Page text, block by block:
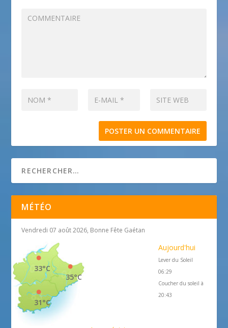
MÉTÉO
Vendredi 07 août 2026, Bonne Fête Gaétan
35°C
33°C
31°C
Aujourd'hui
Lever du Soleil
06:29
Coucher du soleil à
20:43